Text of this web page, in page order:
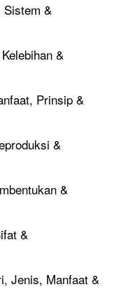
Sistem &
&
Prinsip &
&
&
&
Jenis, Manfaat &